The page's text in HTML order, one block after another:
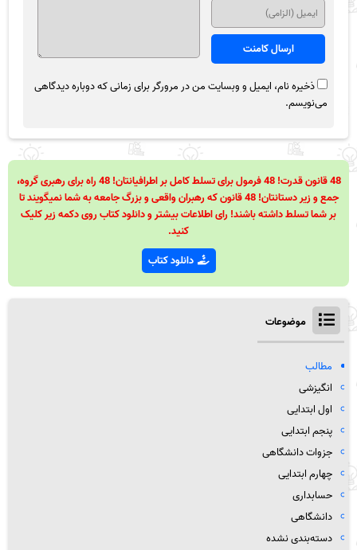
ذخیره نام، ایمیل و وبسایت من در مرورگر برای زمانی که دوباره دیدگاهی
می‌نویسم.
48 قانون قدرت! 48 فرمول برای تسلط کامل بر اطرافیانتان! 48 راه برای رهبری گروه،
جمع و زیر دستانتان! 48 قانون که رهبران واقعی و بزرگ جامعه به شما نمیگویند تا
بر شما تسلط داشته باشند! رای اطلاعات بیشتر و دانلود کتاب روی دکمه زیر کلیک
کنید.
دانلود کتاب
موضوعات
مطالب
انگیزشی
اول ابتدایی
پنجم ابتدایی
جزوات دانشگاهی
چهارم ابتدایی
حسابداری
دانشگاهی
دسته‌بندی نشده